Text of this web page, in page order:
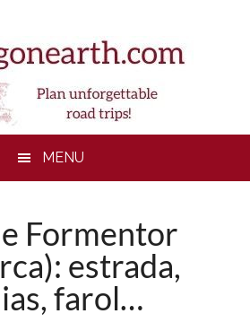
MENU
Formentor
estrada,
farol…